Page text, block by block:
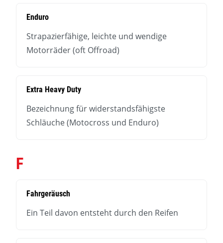
Enduro
Strapazierfähige, leichte und wendige
Motorräder (oft Offroad)
Extra Heavy Duty
Bezeichnung für widerstandsfähigste
Schläuche (Motocross und Enduro)
F
Fahrgeräusch
Ein Teil davon entsteht durch den Reifen